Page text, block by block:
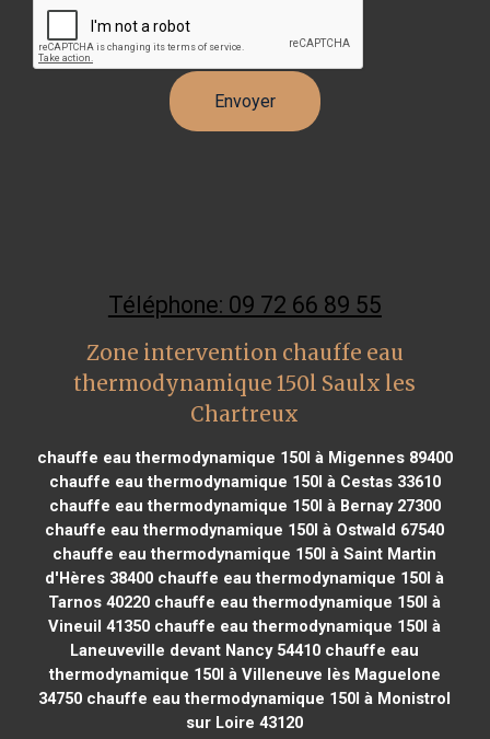
Téléphone: 09 72 66 89 55
Zone intervention chauffe eau
thermodynamique 150l Saulx les
Chartreux
chauffe eau thermodynamique 150l à Migennes 89400
chauffe eau thermodynamique 150l à Cestas 33610
chauffe eau thermodynamique 150l à Bernay 27300
chauffe eau thermodynamique 150l à Ostwald 67540
chauffe eau thermodynamique 150l à Saint Martin
d'Hères 38400 chauffe eau thermodynamique 150l à
Tarnos 40220 chauffe eau thermodynamique 150l à
Vineuil 41350 chauffe eau thermodynamique 150l à
Laneuveville devant Nancy 54410 chauffe eau
thermodynamique 150l à Villeneuve lès Maguelone
34750 chauffe eau thermodynamique 150l à Monistrol
sur Loire 43120